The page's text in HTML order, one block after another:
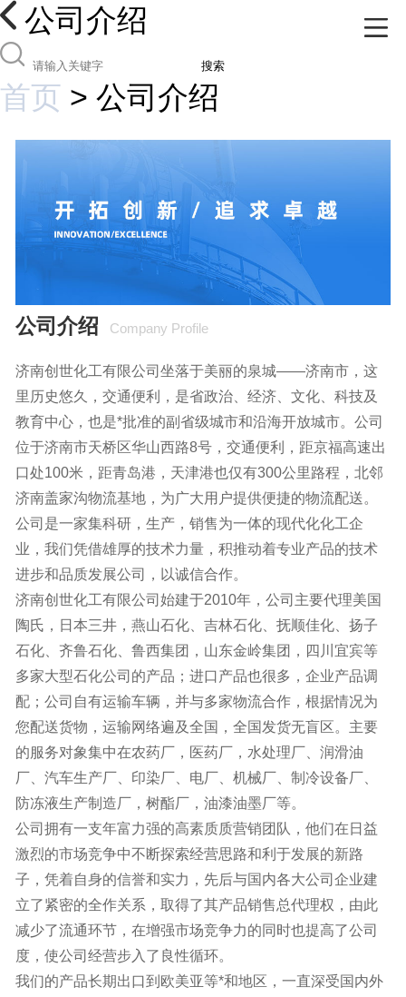
公司介绍
搜索
首页 > 公司介绍
公司介绍 Company Profile
济南创世化工有限公司坐落于美丽的泉城——济南市，这
里历史悠久，交通便利，是省政治、经济、文化、科技及
教育中心，也是*批准的副省级城市和沿海开放城市。公司
位于济南市天桥区华山西路8号，交通便利，距京福高速出
口处100米，距青岛港，天津港也仅有300公里路程，北邻
济南盖家沟物流基地，为广大用户提供便捷的物流配送。
公司是一家集科研，生产，销售为一体的现代化化工企
业，我们凭借雄厚的技术力量，积推动着专业产品的技术
进步和品质发展公司，以诚信合作。
济南创世化工有限公司始建于2010年，公司主要代理美国
陶氏，日本三井，燕山石化、吉林石化、抚顺佳化、扬子
石化、齐鲁石化、鲁西集团，山东金岭集团，四川宜宾等
多家大型石化公司的产品；进口产品也很多，企业产品调
配；公司自有运输车辆，并与多家物流合作，根据情况为
您配送货物，运输网络遍及全国，全国发货无盲区。主要
的服务对象集中在农药厂，医药厂，水处理厂、润滑油
厂、汽车生产厂、印染厂、电厂、机械厂、制冷设备厂、
防冻液生产制造厂，树酯厂，油漆油墨厂等。
公司拥有一支年富力强的高素质质营销团队，他们在日益
激烈的市场竞争中不断探索经营思路和利于发展的新路
子，凭着自身的信誉和实力，先后与国内各大公司企业建
立了紧密的全作关系，取得了其产品销售总代理权，由此
减少了流通环节，在增强市场竞争力的同时也提高了公司
度，使公司经营步入了良性循环。
我们的产品长期出口到欧美亚等*和地区，一直深受国内外